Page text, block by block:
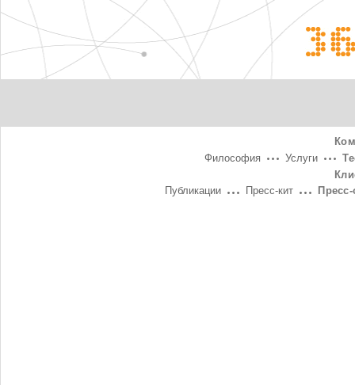
Услуги
Философия
Пресс-кит
Публикации